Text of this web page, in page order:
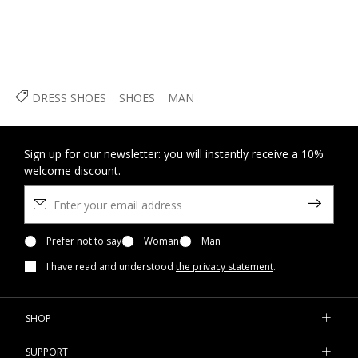
DRESS SHOES SHOES MAN
Sign up for our newsletter: you will instantly receive a 10%
welcome discount.
Prefer not to say Woman
Man
I have read and understood the privacy statement.
SHOP
SUPPORT